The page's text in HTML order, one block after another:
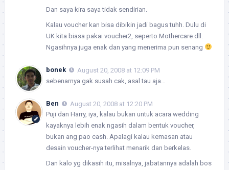
Dan saya kira saya tidak sendirian.
Kalau voucher kan bisa dibikin jadi bagus tuhh. Dulu di
UK kita biasa pakai voucher2, seperto Mothercare dll.
Ngasihnya juga enak dan yang menerima pun senang
bonek
August 20, 2008 at 12:09 PM
sebenarnya gak susah cak, asal tau aja…
Ben
August 20, 2008 at 12:20 PM
Puji dan Harry, iya, kalau bukan untuk acara wedding
kayaknya lebih enak ngasih dalam bentuk voucher,
bukan ang pao cash. Apalagi kalau kemasan atau
desain voucher-nya terlihat menarik dan berkelas.
Dan kalo yg dikasih itu, misalnya, jabatannya adalah bos